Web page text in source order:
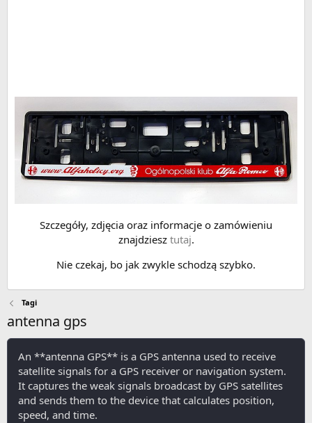
Szczegóły, zdjęcia oraz informacje o zamówieniu
znajdziesz tutaj.
Nie czekaj, bo jak zwykle schodzą szybko.
Tagi
antenna gps
An **antenna GPS** is a GPS antenna used to receive
satellite signals for a GPS receiver or navigation system.
It captures the weak signals broadcast by GPS satellites
and sends them to the device that calculates position,
speed, and time.